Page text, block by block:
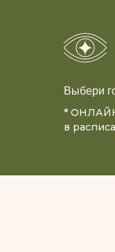
Выбери
* ОНЛАЙН
в